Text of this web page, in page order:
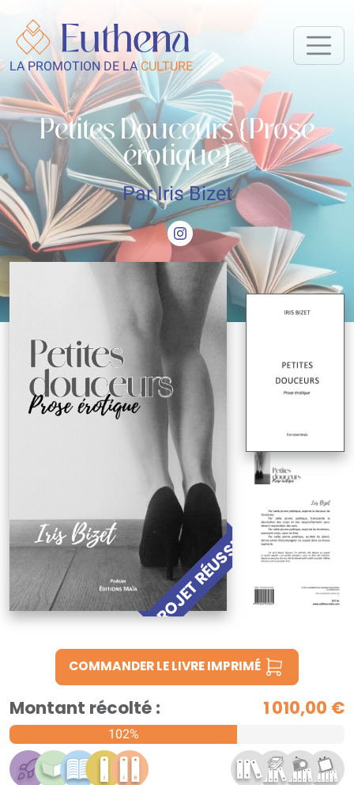
LA PROMOTION DE LACULTURE
Petites Douceurs {Prose
érotique}
Par Iris Bizet
PROJET RÉUSSI !
COMMANDER LE LIVRE IMPRIMÉ
Montant récolté : 1 010,00 €
102%